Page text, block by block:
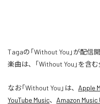
Tagaの「Without You」が配
楽曲は、「Without You」を含
なお「Without You 」は、 Apple
YouTube Music、 Amazon